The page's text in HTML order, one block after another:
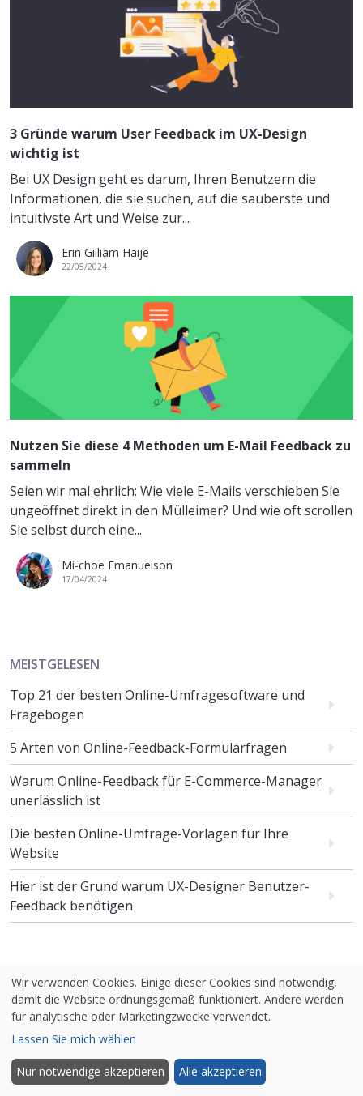
3 Gründe warum User Feedback im UX-Design
wichtig ist
Bei UX Design geht es darum, Ihren Benutzern die
Informationen, die sie suchen, auf die sauberste und
intuitivste Art und Weise zur...
Erin Gilliam Haije
22/05/2024
Nutzen Sie diese 4 Methoden um E-Mail Feedback zu
sammeln
Seien wir mal ehrlich: Wie viele E-Mails verschieben Sie
ungeöffnet direkt in den Mülleimer? Und wie oft scrollen
Sie selbst durch eine...
Mi-choe Emanuelson
17/04/2024
MEISTGELESEN
Top 21 der besten Online-Umfragesoftware und
Fragebogen
5 Arten von Online-Feedback-Formularfragen
Warum Online-Feedback für E-Commerce-Manager
unerlässlich ist
Die besten Online-Umfrage-Vorlagen für Ihre
Website
Hier ist der Grund warum UX-Designer Benutzer-
Feedback benötigen
Möchten Sie auf dem Laufenden
bleiben?
Wir verwenden Cookies. Einige dieser Cookies sind notwendig,
damit die Website ordnungsgemäß funktioniert. Andere werden
für analytische oder Marketingzwecke verwendet.
Lassen Sie mich wählen
Nur notwendige akzeptieren Alle akzeptieren